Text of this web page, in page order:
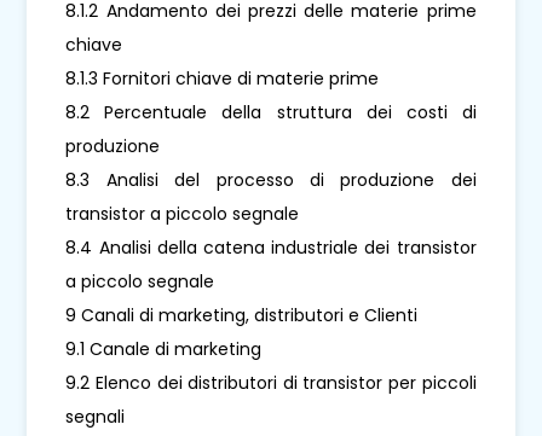
8.1.2 Andamento dei prezzi delle materie prime
chiave
8.1.3 Fornitori chiave di materie prime
8.2 Percentuale della struttura dei costi di
produzione
8.3 Analisi del processo di produzione dei
transistor a piccolo segnale
8.4 Analisi della catena industriale dei transistor
a piccolo segnale
9 Canali di marketing, distributori e Clienti
9.1 Canale di marketing
9.2 Elenco dei distributori di transistor per piccoli
segnali